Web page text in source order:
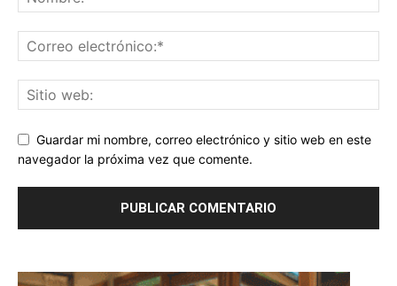
Guardar mi nombre, correo electrónico y sitio web en este
navegador la próxima vez que comente.